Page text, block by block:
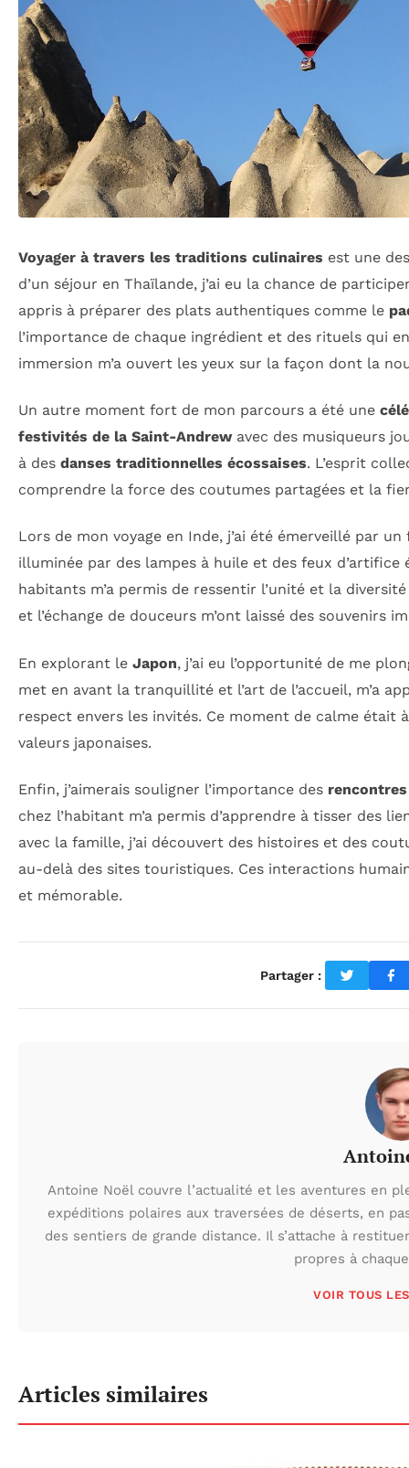
Voyager à travers les traditions culinaires est une
d’un séjour en Thaïlande, j’ai eu la chance de
appris à préparer des plats authentiques comme le
l’importance de chaque ingrédient et des rituels qui
immersion m’a ouvert les yeux sur la façon dont la
Un autre moment fort de mon parcours a été une
festivités de la Saint-Andrewavec des musiqueurs
à des danses traditionnelles écossaises. L’esprit
comprendre la force des coutumes partagées et la
Lors de mon voyage en Inde, j’ai été émerveillé par
illuminée par des lampes à huile et des feux
habitants m’a permis de ressentir l’unité et la
et l’échange de douceurs m’ont laissé des souvenirs
En explorant le Japon, j’ai eu l’opportunité de me
met en avant la tranquillité et l’art de l’accueil, m’a
respect envers les invités. Ce moment de calme
valeurs japonaises.
Enfin, j’aimerais souligner l’importance des
chez l’habitant m’a permis d’apprendre à tisser des
avec la famille, j’ai découvert des histoires et des
au-delà des sites touristiques. Ces interactions
et mémorable.
Partager :
Antoine Noël couvre l’actualité et les aventures en
expéditions polaires aux traversées de déserts, en
des sentiers de grande distance. Il s’attache à
propres à
VOIR TOUS
Articles similaires